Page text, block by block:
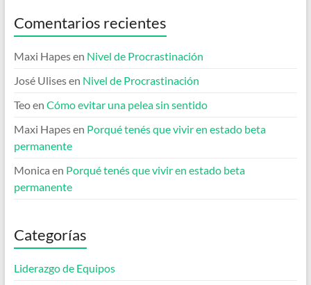
Comentarios recientes
Maxi Hapesen Nivel de Procrastinación
José Ulisesen Nivel de Procrastinación
Teoen Cómo evitar una pelea sin sentido
Maxi Hapesen Porqué tenés que vivir en estado beta
permanente
Monica en Porqué tenés que vivir en estado beta
permanente
Categorías
Liderazgo de Equipos